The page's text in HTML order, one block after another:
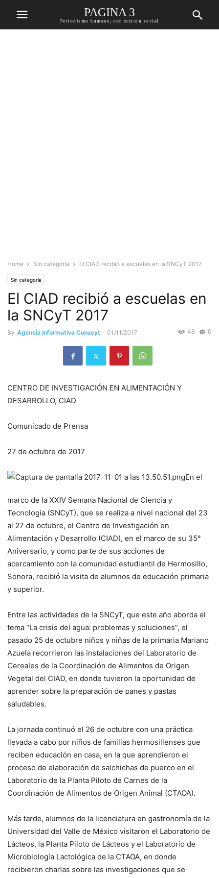
PAGINA 3
Periodismo humano, con mision social
Home Sin categoría El CIAD recibió a escuelas en la SNCyT 2017
Sin categoría
El CIAD recibió a escuelas en
la SNCyT 2017
By Agencia Informativa Conacyt - 01/11/2017 0
48
CENTRO DE INVESTIGACIÓN EN ALIMENTACIÓN Y
DESARROLLO, CIAD
Comunicado de Prensa
27 de octubre de 2017
En el
marco de la XXIV Semana Nacional de Ciencia y
Tecnología (SNCyT), que se realiza a nivel nacional del 23
al 27 de octubre, el Centro de Investigación en
Alimentación y Desarrollo (CIAD), en el marco de su 35°
Aniversario, y como parte de sus acciones de
acercamiento con la comunidad estudiantil de Hermosillo,
Sonora, recibió la visita de alumnos de educación primaria
y superior.
Entre las actividades de la SNCyT, que este año aborda el
tema “La crisis del agua: problemas y soluciones”, el
pasado 25 de octubre niños y niñas de la primaria Mariano
Azuela recorrieron las instalaciones del Laboratorio de
Cereales de la Coordinación de Alimentos de Origen
Vegetal del CIAD, en donde tuvieron la oportunidad de
aprender sobre la preparación de panes y pastas
saludables.
La jornada continuó el 26 de octubre con una práctica
llevada a cabo por niños de familias hermosillenses que
reciben educación en casa, en la que aprendieron el
proceso de elaboración de salchichas de puerco en el
Laboratorio de la Planta Piloto de Carnes de la
Coordinación de Alimentos de Origen Animal (CTAOA).
Más tarde, alumnos de la licenciatura en gastronomía de la
Universidad del Valle de México visitaron el Laboratorio de
Lácteos, la Planta Piloto de Lácteos y el Laboratorio de
Microbiología Lactológica de la CTAOA, en donde
recibieron charlas sobre las investigaciones que se